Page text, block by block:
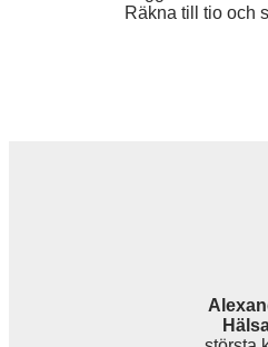
Räkna till tio och